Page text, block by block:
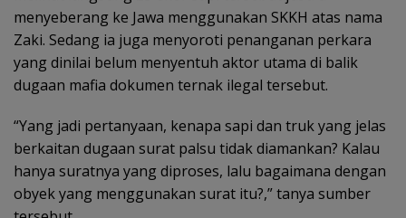
menyeberang ke Jawa menggunakan SKKH atas nama
Zaki. Sedang ia juga menyoroti penanganan perkara
yang dinilai belum menyentuh aktor utama di balik
dugaan mafia dokumen ternak ilegal tersebut.
“Yang jadi pertanyaan, kenapa sapi dan truk yang jelas
berkaitan dugaan surat palsu tidak diamankan? Kalau
hanya suratnya yang diproses, lalu bagaimana dengan
obyek yang menggunakan surat itu?,” tanya sumber